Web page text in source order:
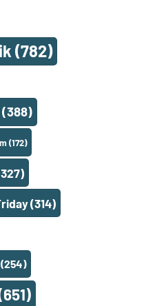
(782)
(388)
(172)
(314)
(254)